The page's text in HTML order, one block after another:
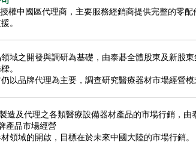
權中國區代理商，主要服務經銷商提供完整的零
。
域之開發與調研為基礎，由泰碁全體股東及新股
。
以品牌代理為主要，調查研究醫療器材市場經營
造及代理之各類醫療設備器材產品的市場行銷，
產品市場經營
領域的開啟，目標在於未來中國大陸的市場行銷。